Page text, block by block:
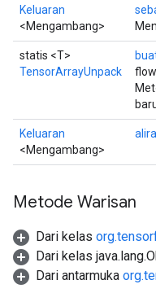
Keluaran
<Mengambang>
statis <T>
TensorArrayUnpack
Keluaran
<Mengambang>
Metode Warisan
Dari kelas
Dari kelas
Dari antarmuka